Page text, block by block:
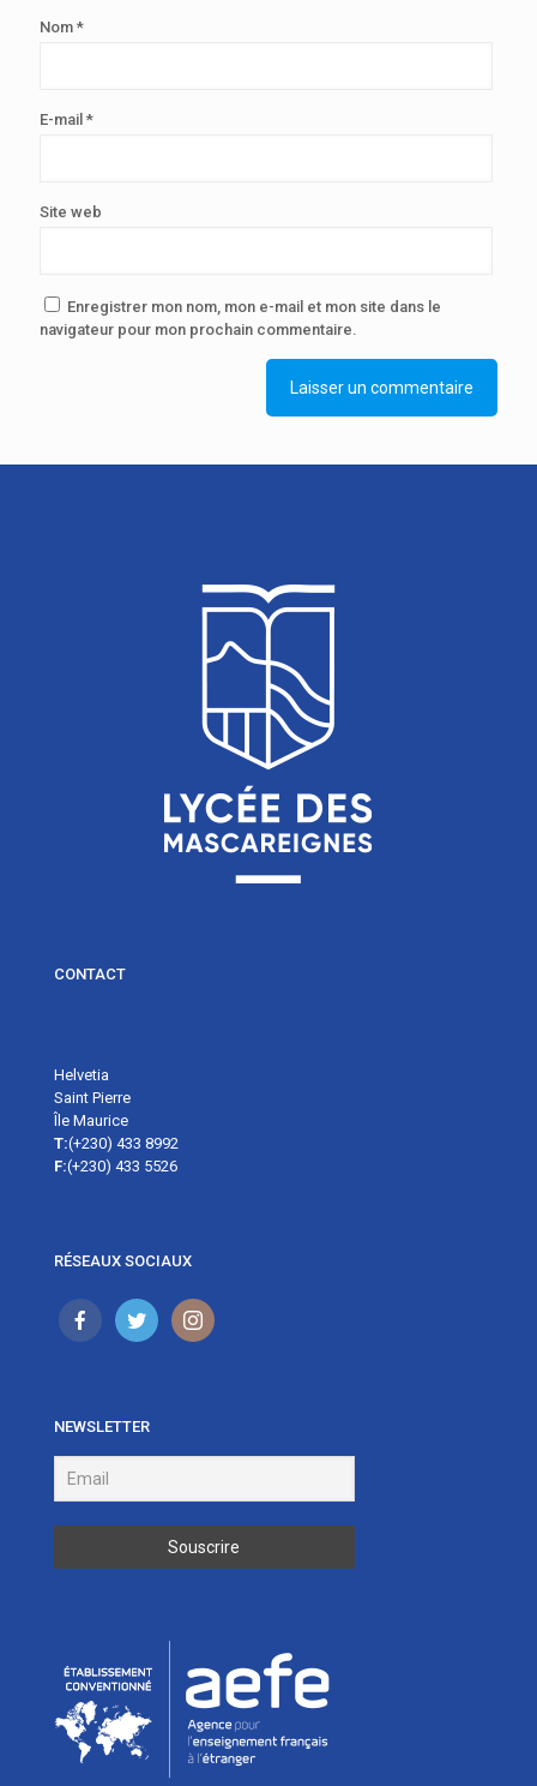
Nom *
E-mail *
Site web
Enregistrer mon nom, mon e-mail et mon site dans le
navigateur pour mon prochain commentaire.
CONTACT
Helvetia
Saint Pierre
Île Maurice
T:(+230) 433 8992
F:(+230) 433 5526
RÉSEAUX SOCIAUX
NEWSLETTER